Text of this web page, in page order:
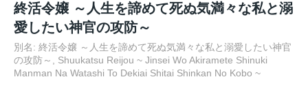
終活令嬢 ～人生を諦めて死ぬ気満々な私と溺
愛したい神官の攻防～
別名: 終活令嬢 ～人生を諦めて死ぬ気満々な私と溺愛したい神官
の攻防～, Shuukatsu Reijou ~ Jinsei Wo Akiramete Shinuki
Manman Na Watashi To Dekiai Shitai Shinkan No Kobo ~